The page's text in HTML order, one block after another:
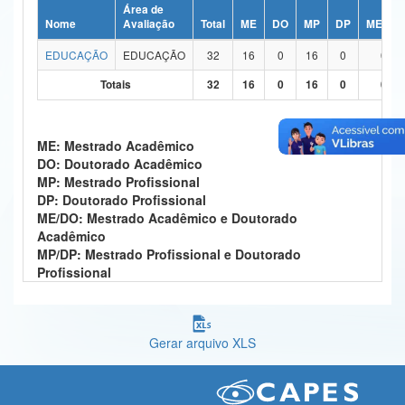
Ministério da Ciência, Tecnologia, Inovações e Comunicações
Ministério do Meio Ambiente
Controladoria-Geral da União
Ministério da Mulher, da Família e dos Direitos Humanos
Secretaria-Geral
Secretaria de Governo
Nome
Área de
Avaliação
Total ME DO MP DP
ME/DO
EDUCAÇÃO
EDUCAÇÃO 32 16 0 16 0
0
Totais
32 16 0 16 0 0
ME: Mestrado Acadêmico
DO: Doutorado Acadêmico
MP: Mestrado Profissional
DP: Doutorado Profissional
ME/DO: Mestrado Acadêmico e Doutorado
Acadêmico
MP/DP: Mestrado Profissional e Doutorado
Profissional
Gerar arquivo XLS